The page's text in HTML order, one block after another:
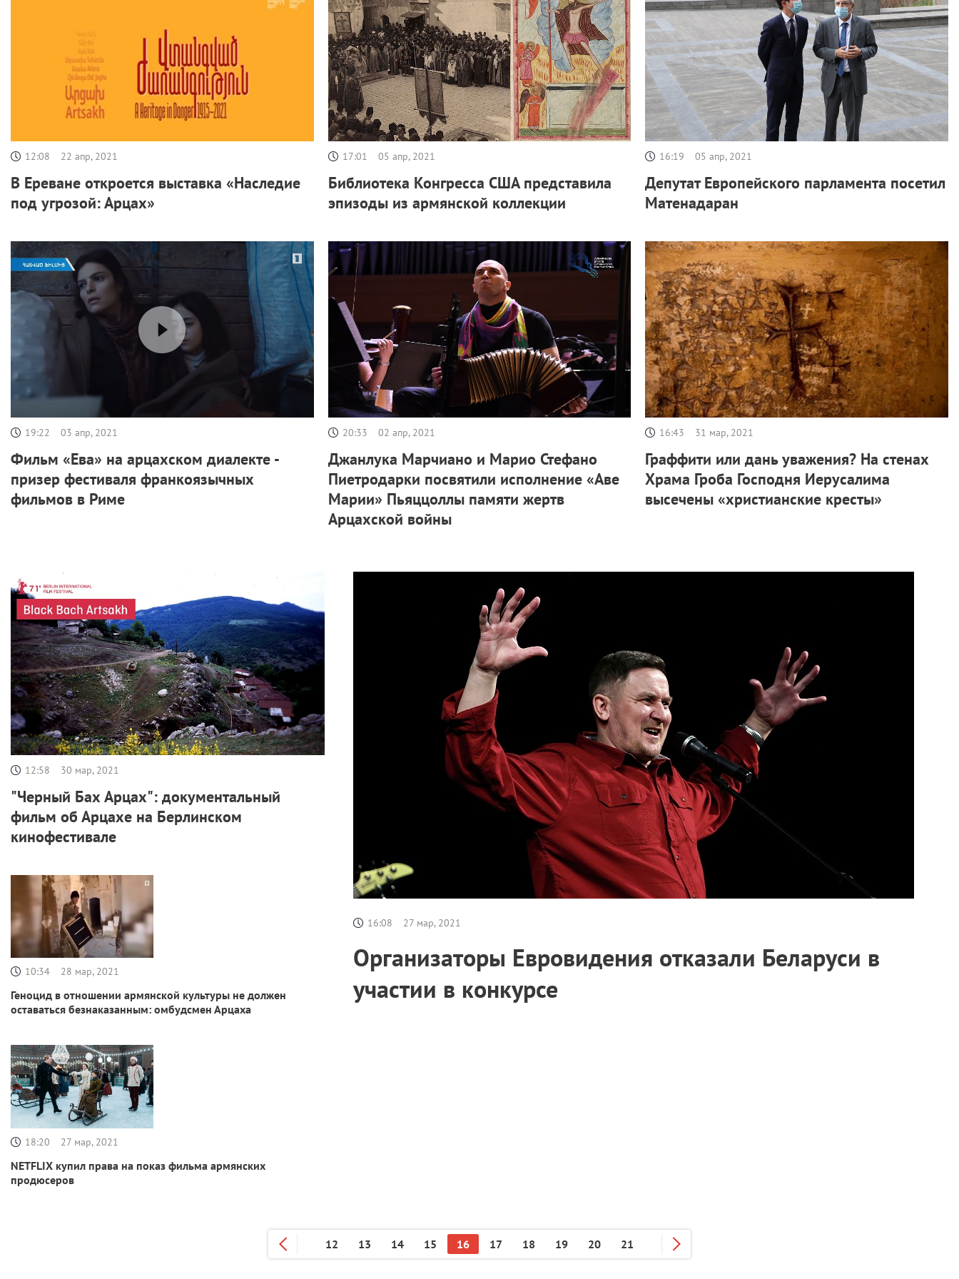
12:08 22 апр, 2021
В Ереване откроется выставка «Наследие
под угрозой: Арцах»
17:01 05 апр, 2021
Библиотека Конгресса США представила
эпизоды из армянской коллекции
16:19 05 апр, 2021
Депутат Европейского парламента посетил
Матенадаран
19:22 03 апр, 2021
Фильм «Ева» на арцахском диалекте -
призер фестиваля франкоязычных
фильмов в Риме
20:33 02 апр, 2021
Джанлука Марчиано и Марио Стефано
Пиетродарки посвятили исполнение «Аве
Марии» Пьяццоллы памяти жертв
Арцахской войны
16:43 31 мар, 2021
Граффити или дань уважения? На стенах
Храма Гроба Господня Иерусалима
высечены «христианские кресты»
12:58 30 мар, 2021
"Черный Бах Арцах": документальный
фильм об Арцахе на Берлинском
кинофестивале
10:34 28 мар, 2021
Геноцид в отношении армянской культуры не должен
оставаться безнаказанным: омбудсмен Арцаха
18:20 27 мар, 2021
NETFLIX купил права на показ фильма армянских
продюсеров
16:08 27 мар, 2021
Организаторы Евровидения отказали Беларуси в
участии в конкурсе
12 13 14 15 16 17 18 19 20 21